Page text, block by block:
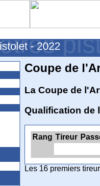
- 2022
Coupe de
La Coupe de
Qualification de
Rang Tireur
Les 16 premiers